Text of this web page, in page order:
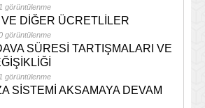
görüntülenme
DİĞER ÜCRETLİLER
görüntülenme
SÜRESİ TARTIŞMALARI VE
görüntülenme
SİSTEMİ AKSAMAYA DEVAM